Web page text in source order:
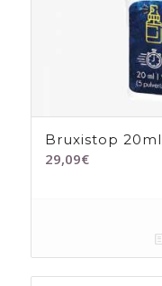
Bruxistop 20ml
29,09€